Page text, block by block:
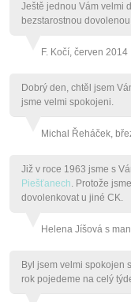
Ještě jednou Vám velmi
bezstarostnou
F. Kočí, červen 2014
Dobrý den, chtěl jsem
jsme velmi spokojeni.
Michal Řeháček,
Již v roce 1963 jsme s
Piešťanech. Protože
dovolenkovat u jiné CK.
Helena Jíšová s
Byl jsem velmi spokojen
rok pojedeme na celý